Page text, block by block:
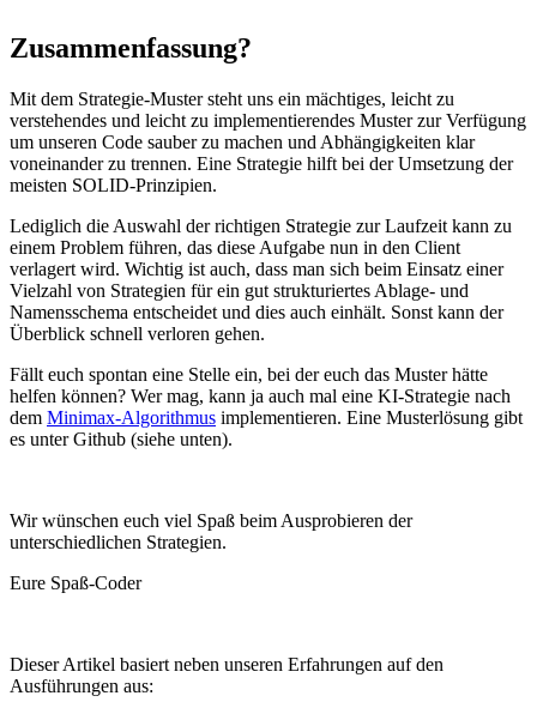
Zusammenfassung?
Mit dem Strategie-Muster steht uns ein mächtiges, leicht zu
verstehendes und leicht zu implementierendes Muster zur Verfügung
um unseren Code sauber zu machen und Abhängigkeiten klar
voneinander zu trennen. Eine Strategie hilft bei der Umsetzung der
meisten SOLID-Prinzipien.
Lediglich die Auswahl der richtigen Strategie zur Laufzeit kann zu
einem Problem führen, das diese Aufgabe nun in den Client
verlagert wird. Wichtig ist auch, dass man sich beim Einsatz einer
Vielzahl von Strategien für ein gut strukturiertes Ablage- und
Namensschema entscheidet und dies auch einhält. Sonst kann der
Überblick schnell verloren gehen.
Fällt euch spontan eine Stelle ein, bei der euch das Muster hätte
helfen können? Wer mag, kann ja auch mal eine KI-Strategie nach
dem Minimax-Algorithmus implementieren. Eine Musterlösung gibt
es unter Github (siehe unten).
Wir wünschen euch viel Spaß beim Ausprobieren der
unterschiedlichen Strategien.
Eure Spaß-Coder
Dieser Artikel basiert neben unseren Erfahrungen auf den
Ausführungen aus: